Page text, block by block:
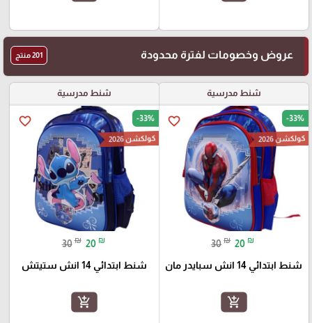
عروض وخصومات لفترة محدودة 201 منتج
شنط مدرسية
favorite_border -33%
كولكشن 2026
30 ₪ 20 ₪
شنط ابتدائي 14 انش سبايدر مان
add_shopping_cart
شنط مدرسية
favorite_border -33%
كولكشن 2026
30 ₪ 20 ₪
شنط ابتدائي 14 انش ستيتش
add_shopping_cart